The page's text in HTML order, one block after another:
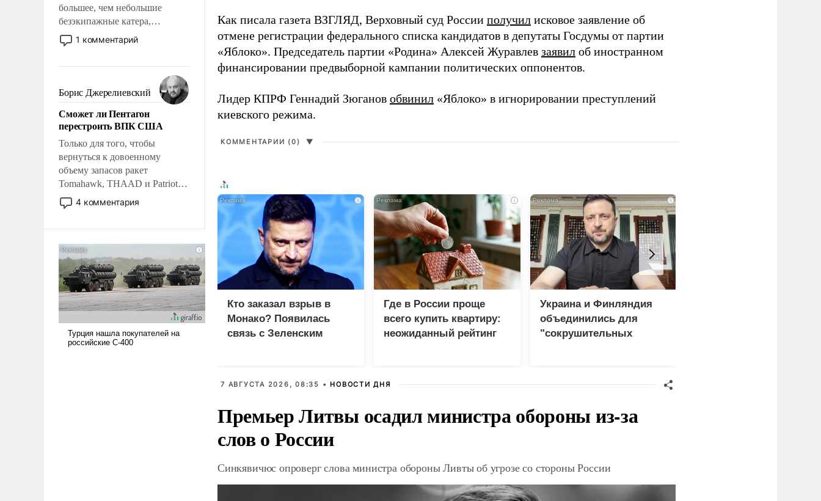
большее, чем небольшие
безэкипажные катера,
применение которых уже
стало обыденностью. Задача по
сложна и амбициозна. Однако
и ее реализация радикально
поднимет наши боевые
возможности.
1 комментарий
Борис Джерелиевский
Сможет ли Пентагон
перестроить ВПК США
Только для того, чтобы
вернуться к довоенному
объему запасов ракет
Tomahawk, THAAD и Patriot
США потребуется более трех
лет. Даже небольшая война с
Сложившаяся ситуация
означает многолетний период
уязвимости США, например,
перед Китаем.
4 комментария
Как писала газета ВЗГЛЯД, Верховный суд России получил исковое заявление об
отмене регистрации федерального списка кандидатов в депутаты Госдумы от партии
«Яблоко». Председатель партии «Родина» Алексей Журавлев заявил об иностранном
финансировании предвыборной кампании политических оппонентов.
Лидер КПРФ Геннадий Зюганов обвинил «Яблоко» в игнорировании преступлений
киевского режима.
КОММЕНТАРИИ (0) ▼
i
Кто заказал взрыв в
Монако? Появилась
связь с Зеленским
i
Где в России проще
всего купить квартиру:
неожиданный рейтинг
i
Украина и Финляндия
объединились для
"сокрушительных
7 АВГУСТА 2026, 08:35 • НОВОСТИ ДНЯ
Премьер Литвы осадил министра обороны из-за
слов о России
Синкявичюс опроверг слова министра обороны Ливты об угрозе со стороны России